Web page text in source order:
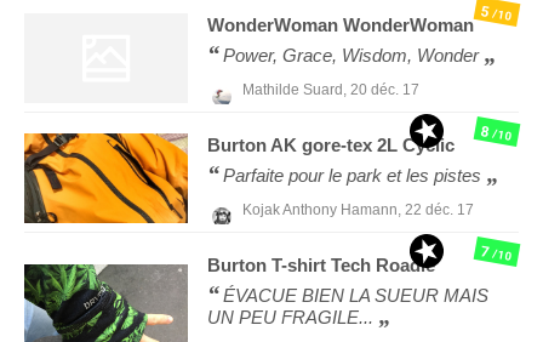
WonderWoman WonderWoman
Power, Grace, Wisdom, Wonder
Mathilde Suard, 20 déc. 17
5/10
Burton AK gore-tex 2L Cyclic
Parfaite pour le park et les pistes
Kojak Anthony Hamann, 22 déc. 17
8/10
Burton T-shirt Tech Roadie
ÉVACUE BIEN LA SUEUR MAIS
UN PEU FRAGILE...
7/10